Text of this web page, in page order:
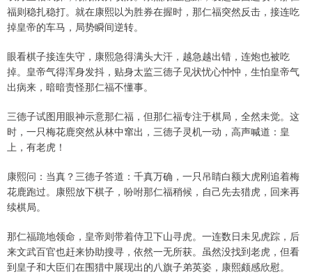
福则稳扎稳打。就在康熙以为胜券在握时，那仁福突然反击，接连吃
掉皇帝的车马，局势瞬间逆转。
眼看棋子接连失守，康熙急得满头大汗，越急越出错，连炮也被吃
掉。皇帝气得浑身发抖，贴身太监三德子见状忧心忡忡，生怕皇帝气
出病来，暗暗责怪那仁福不懂事。
三德子试图用眼神示意那仁福，但那仁福专注于棋局，全然未觉。这
时，一只梅花鹿突然从林中窜出，三德子灵机一动，高声喊道：皇
上，有老虎！
康熙问：当真？三德子答道：千真万确，一只吊睛白额大虎刚追着梅
花鹿跑过。康熙放下棋子，吩咐那仁福稍候，自己先去猎虎，回来再
续棋局。
那仁福跪地领命，皇帝则带着侍卫下山寻虎。一连数日未见虎踪，后
来文武百官也赶来协助搜寻，依然一无所获。虽然没找到老虎，但看
到皇子和大臣们在围猎中展现出的八旗子弟英姿，康熙颇感欣慰。